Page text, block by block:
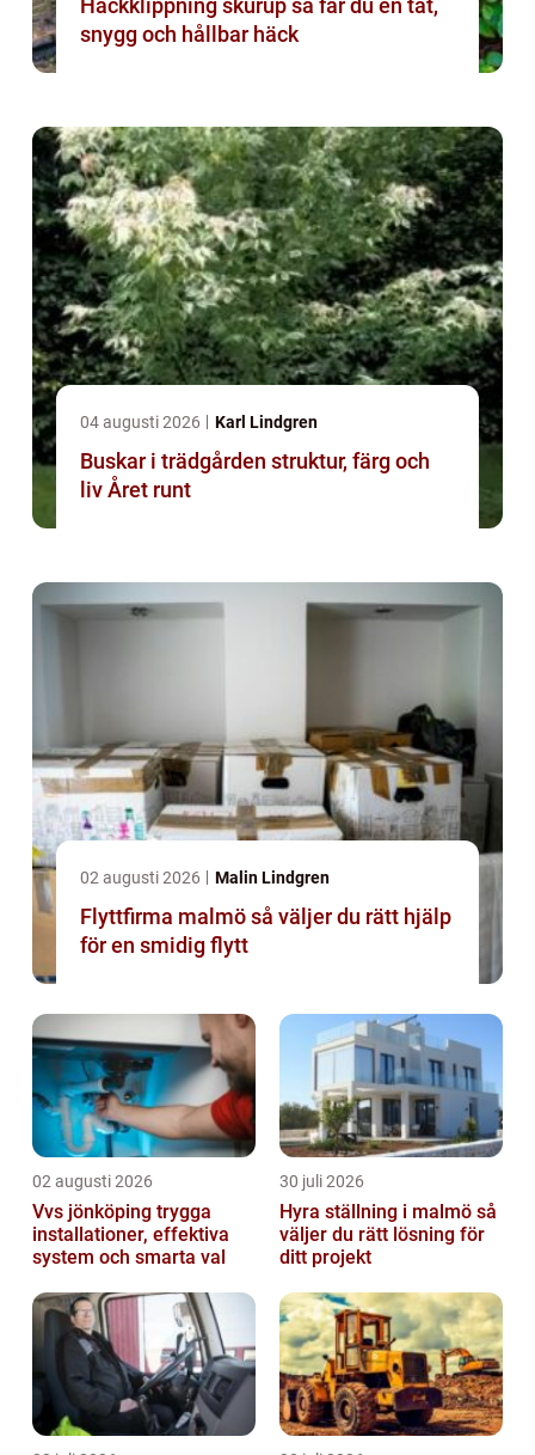
Häckklippning skurup så får du en tät,
snygg och hållbar häck
04 augusti 2026 Karl Lindgren
Buskar i trädgården struktur, färg och
liv Året runt
02 augusti 2026 Malin Lindgren
Flyttfirma malmö så väljer du rätt hjälp
för en smidig flytt
02 augusti 2026
Vvs jönköping trygga
installationer, effektiva
system och smarta val
30 juli 2026
Hyra ställning i malmö så
väljer du rätt lösning för
ditt projekt